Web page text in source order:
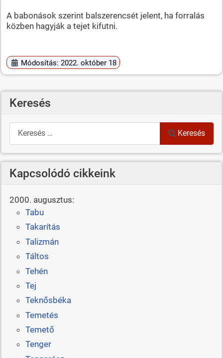
A babonások szerint balszerencsét jelent, ha forralás
közben hagyják a tejet kifutni.
Módosítás: 2022. október 18
Keresés
Keresés
Keresés
Kapcsolódó cikkeink
2000. augusztus:
Tabu
Takarítás
Talizmán
Táltos
Tehén
Tej
Teknősbéka
Temetés
Temető
Tenger